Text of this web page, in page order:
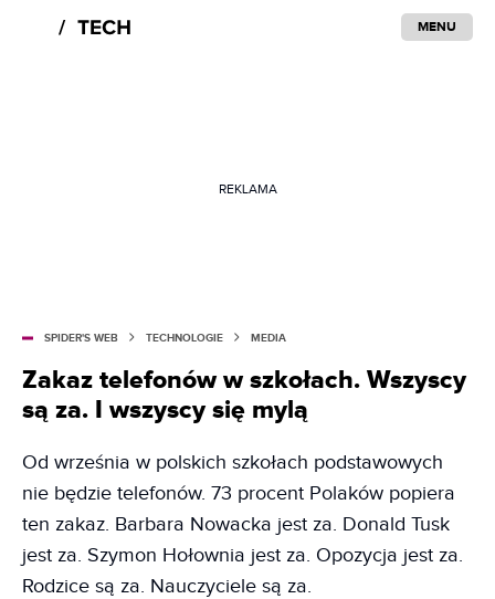
MENU
REKLAMA
SPIDER'S WEB TECHNOLOGIE MEDIA
Zakaz telefonów w szkołach. Wszyscy
są za. I wszyscy się mylą
Od września w polskich szkołach podstawowych
nie będzie telefonów. 73 procent Polaków popiera
ten zakaz. Barbara Nowacka jest za. Donald Tusk
jest za. Szymon Hołownia jest za. Opozycja jest za.
Rodzice są za. Nauczyciele są za.